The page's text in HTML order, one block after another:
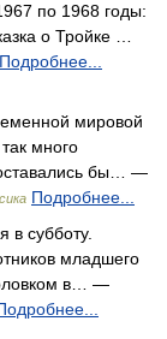
по 1968 годы:
о Тройке …
Подробнее...
мировой
много
бы… —
Подробнее...
в субботу.
младшего
в… —